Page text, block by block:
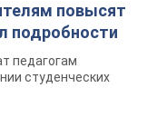
повысят
подробности
педагогам
студенческих